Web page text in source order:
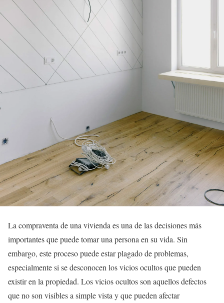
La compraventa de una vivienda es una de las decisiones más
importantes que puede tomar una persona en su vida. Sin
embargo, este proceso puede estar plagado de problemas,
especialmente si se desconocen los vicios ocultos que pueden
existir en la propiedad. Los vicios ocultos son aquellos defectos
que no son visibles a simple vista y que pueden afectar